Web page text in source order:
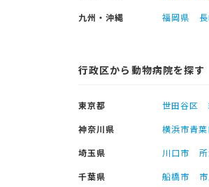
九州・沖縄
福岡県
行政区から動物病院を探す
東京都 世田谷区
神奈川県
横浜市青
埼玉県
川口市
千葉県
船橋市